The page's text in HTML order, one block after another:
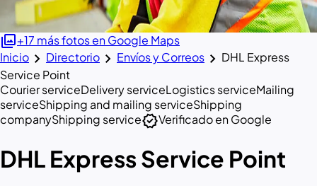
photo_library+17 más fotos en Google Maps
Inicio chevron_right Directorio chevron_right Envíos y Correos chevron_right DHL Express
Service Point
Courier serviceDelivery serviceLogistics serviceMailing
serviceShipping and mailing serviceShipping
companyShipping serviceverifiedVerificado en Google
DHL Express Service Point